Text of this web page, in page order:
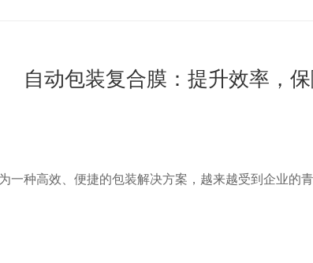
自动包装复合膜：提升效率，
一种高效、便捷的包装解决方案，越来越受到企业的